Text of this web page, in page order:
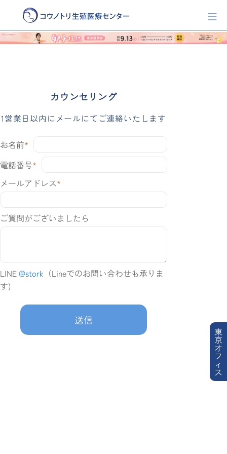
カウンセリング
1営業日以内にメールにてご連絡いたします
お名前
電話番号
メールアドレス
ご質問がございましたら
LINE@stork （Lineでのお問い合わせも承りま
す)
送信
東
京
オ
フ
ィ
ス